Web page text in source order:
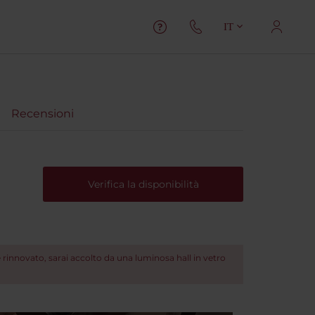
IT
Recensioni
Verifica la disponibilità
sarai accolto da una luminosa hall in vetro